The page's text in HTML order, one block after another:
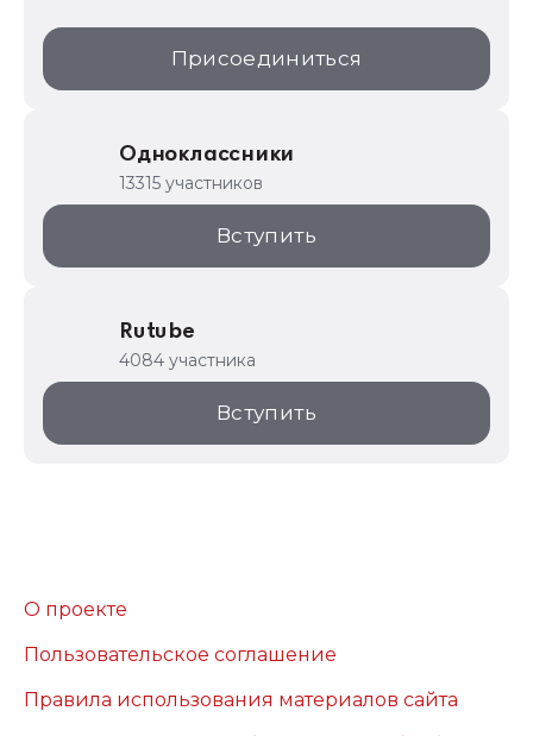
Присоединиться
Одноклассники
13315 участников
Вступить
Rutube
4084 участника
Вступить
О проекте
Пользовательское соглашение
Правила использования материалов сайта